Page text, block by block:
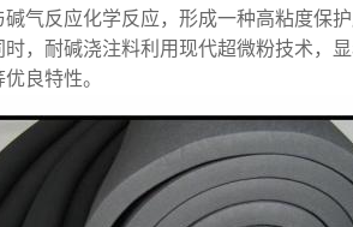
气反应化学反应，形成一种高粘度保
，耐碱浇注料利用现代超微粉技术，
良特性。